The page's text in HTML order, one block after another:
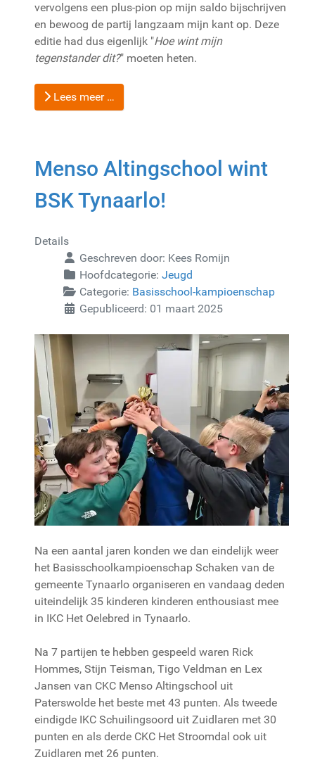
vervolgens een plus-pion op mijn saldo bijschrijven
en bewoog de partij langzaam mijn kant op. Deze
editie had dus eigenlijk "Hoe wint mijn
tegenstander dit?" moeten heten.
Lees meer …
Menso Altingschool wint
BSK Tynaarlo!
Details
Geschreven door: Kees Romijn
Hoofdcategorie: Jeugd
Categorie: Basisschool-kampioenschap
Gepubliceerd: 01 maart 2025
Na een aantal jaren konden we dan eindelijk weer
het Basisschoolkampioenschap Schaken van de
gemeente Tynaarlo organiseren en vandaag deden
uiteindelijk 35 kinderen kinderen enthousiast mee
in IKC Het Oelebred in Tynaarlo.
Na 7 partijen te hebben gespeeld waren Rick
Hommes, Stijn Teisman, Tigo Veldman en Lex
Jansen van CKC Menso Altingschool uit
Paterswolde het beste met 43 punten. Als tweede
eindigde IKC Schuilingsoord uit Zuidlaren met 30
punten en als derde CKC Het Stroomdal ook uit
Zuidlaren met 26 punten.